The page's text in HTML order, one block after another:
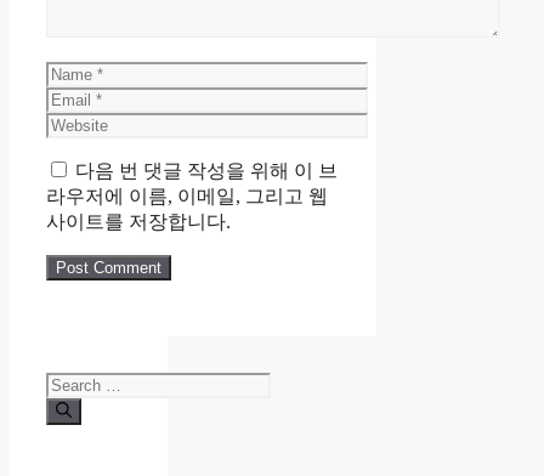
Name
Email
Website
다음 번 댓글 작성을 위해 이 브
라우저에 이름, 이메일, 그리고 웹
사이트를 저장합니다.
Search
for: